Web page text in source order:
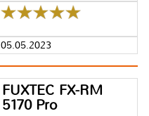
05.05.2023
FUXTEC FX-RM
5170 Pro